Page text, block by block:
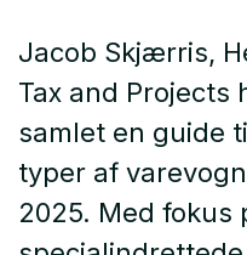
Jacob Skjærris,
Tax and Projects
samlet en guide
typer af
2025. Med fokus